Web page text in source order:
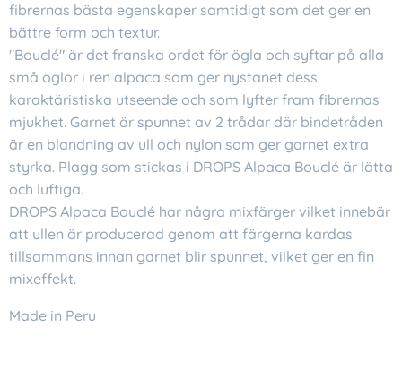
fibrernas bästa egenskaper samtidigt som det ger en
bättre form och textur.
"Bouclé" är det franska ordet för ögla och syftar på alla
små öglor i ren alpaca som ger nystanet dess
karaktäristiska utseende och som lyfter fram fibrernas
mjukhet. Garnet är spunnet av 2 trådar där bindetråden
är en blandning av ull och nylon som ger garnet extra
styrka. Plagg som stickas i DROPS Alpaca Bouclé är lätta
och luftiga.
DROPS Alpaca Bouclé har några mixfärger vilket innebär
att ullen är producerad genom att färgerna kardas
tillsammans innan garnet blir spunnet, vilket ger en fin
mixeffekt.
Made in Peru